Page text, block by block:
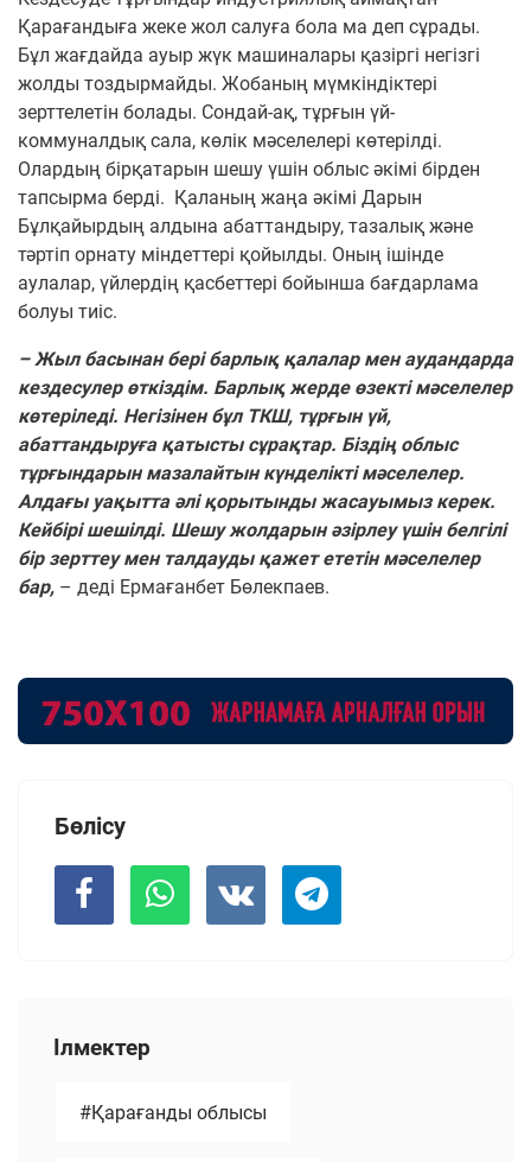
Қарағандыға жеке жол салуға бола ма деп сұрады.
Бұл жағдайда ауыр жүк машиналары қазіргі негізгі
жолды тоздырмайды. Жобаның мүмкіндіктері
зерттелетін болады. Сондай-ақ, тұрғын үй-
коммуналдық сала, көлік мәселелері көтерілді.
Олардың бірқатарын шешу үшін облыс әкімі бірден
тапсырма берді.
Қаланың жаңа әкімі Дарын
Бұлқайырдың алдына абаттандыру, тазалық және
тәртіп орнату міндеттері қойылды. Оның ішінде
аулалар, үйлердің қасбеттері бойынша бағдарлама
болуы тиіс.
– Жыл басынан бері барлық қалалар мен аудандарда
кездесулер өткіздім. Барлық жерде өзекті мәселелер
көтеріледі. Негізінен бұл ТКШ, тұрғын үй,
абаттандыруға қатысты сұрақтар. Біздің облыс
тұрғындарын мазалайтын күнделікті мәселелер.
Алдағы уақытта әлі қорытынды жасауымыз керек.
Кейбірі шешілді. Шешу жолдарын әзірлеу үшін белгілі
бір зерттеу мен талдауды қажет ететін мәселелер
бар, – деді Ермағанбет Бөлекпаев.
Бөлісу
Ілмектер
#Қарағанды облысы